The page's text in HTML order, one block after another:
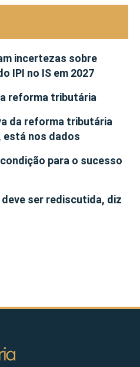
incertezas sobre
IPI no IS em 2027
reforma tributária
da reforma tributária
está nos dados
para o sucesso
ser rediscutida, diz